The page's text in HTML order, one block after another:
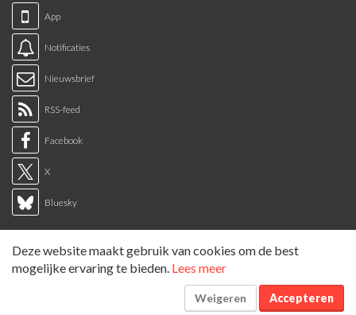
App
Notificaties
Nieuwsbrief
RSS-feed
Facebook
X
Bluesky
Sitemap
Tags overzicht
Deze website maakt gebruik van cookies om de best
mogelijke ervaring te bieden. Lees meer
Weigeren Accepteren